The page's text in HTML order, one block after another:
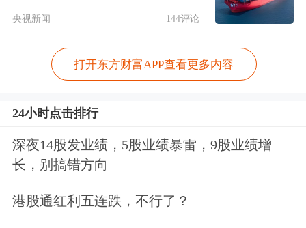
一个新的概念(板块)，过度的炒作不利
左小蕾指出，当时提出战略新兴板的一
个出发点是因为国外上市的中国公司没
有得到很好的发展机会，股票价格上不
去，所以给这些公司一个回归国内资本
市场的机会，但这个出发点经不起推
央视新闻 144评论
打开东方财富APP查看更多内容
24小时点击排行
深夜14股发业绩，5股业绩暴雷，9股业绩增
长，别搞错方向
港股通红利五连跌，不行了？